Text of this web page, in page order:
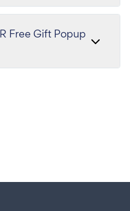
Free Gift Popup